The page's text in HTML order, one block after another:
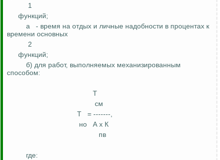
1
функций;
а
- время на отдых и личные надобности в процентах к
времени основных
2
функций;
б) для работ, выполняемых механизированным
способом:
Т
см
Т
= -------,
но
Ах К
пв
где: